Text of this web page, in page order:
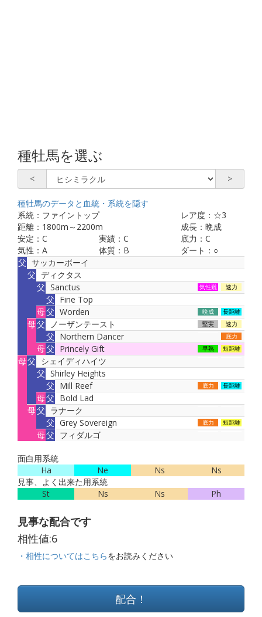
種牡馬を選ぶ
< >
種牡馬のデータと血統・系統を隠す
系統： ファイントップ レア度： ☆3
距離： 1800m～ 2200m 成長： 晩成
安定： C 実績：C 底力： C
気性： A 体質： B ダート： ○
父 サッカーボーイ
父 ディクタス
父 Sanctus 速力
気性難
父 Fine Top
母父 Worden 長距離
晩成
母父 ノーザンテースト 速力
堅実
父 Northern Dancer 底力
母父 Princely Gift 短距離
早熟
母父 シェイディハイツ
父 Shirley Heights
父 Mill Reef 長距離
底力
母父 Bold Lad
母父 ラナーク
父 Grey Sovereign 短距離
底力
母父 フィダルゴ
面白用系統
Ha
Ne Ns
Ns
見事、よく出来た用系統
St
Ns Ns Ph
見事な配合です
相性値:6
・相性についてはこちらをお読みください
配合！